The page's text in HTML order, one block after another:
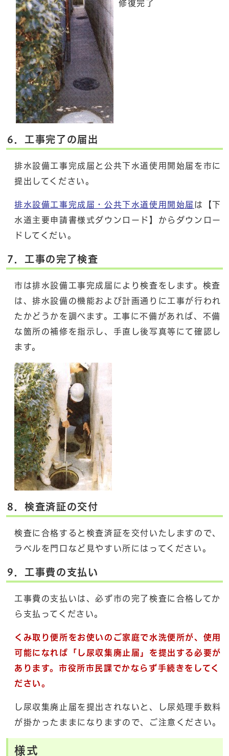
修復完了
6．工事完了の届出
排水設備工事完成届と公共下水道使用開始届を市に
提出してください。
排水設備工事完成届・公共下水道使用開始届 は【下
水道主要申請書様式ダウンロード】からダウンロー
ドしてくだい。
7．工事の完了検査
市は排水設備工事完成届により検査をします。検査
は、排水設備の機能および計画通りに工事が行われ
たかどうかを調べます。工事に不備があれば、不備
な箇所の補修を指示し、手直し後写真等にて確認し
ます。
8．検査済証の交付
検査に合格すると検査済証を交付いたしますので、
ラベルを門口など見やすい所にはってください。
9．工事費の支払い
工事費の支払いは、必ず市の完了検査に合格してか
ら支払ってください。
くみ取り便所をお使いのご家庭で水洗便所が、使用
可能になれば「し尿収集廃止届」を提出する必要が
あります。市役所市民課でかならず手続きをしてく
ださい。
し尿収集廃止届を提出されないと、し尿処理手数料
が掛かったままになりますので、ご注意ください。
様式